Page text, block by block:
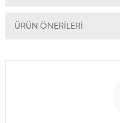
ÜRÜN ÖNERILERI